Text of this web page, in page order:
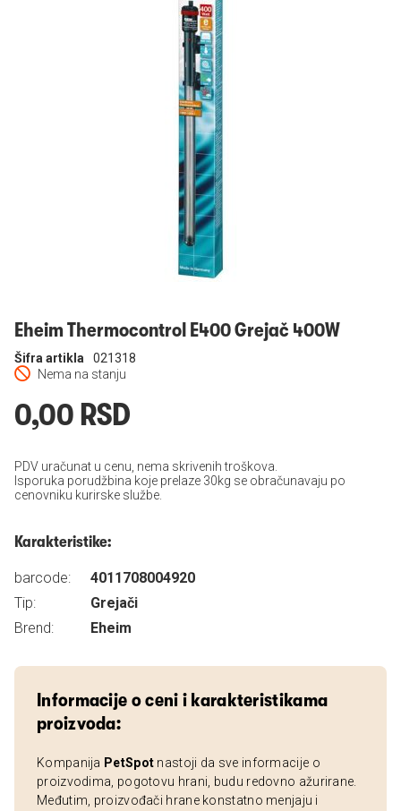
Eheim Thermocontrol E400 Grejač 400W
Nema na stanju
Šifra artikla 021318
0,00 RSD
PDV uračunat u cenu, nema skrivenih troškova.
Isporuka porudžbina koje prelaze 30kg se obračunavaju po
cenovniku kurirske službe.
Karakteristike:
barcode:
4011708004920
Tip:
Grejači
Brend:
Eheim
Informacije o ceni i karakteristikama
proizvoda:
Kompanija PetSpot nastoji da sve informacije o
proizvodima, pogotovu hrani, budu redovno ažurirane.
Međutim, proizvođači hrane konstatno menjaju i